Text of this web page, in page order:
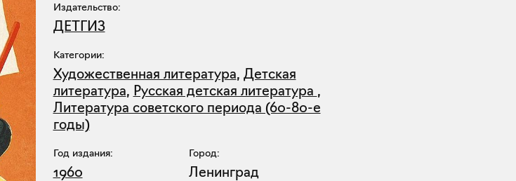
Издательство:
ДЕТГИЗ
Категории:
Художественная литература, Детская
литература, Русская детская литература ,
Литература советского периода (60-80-е
годы)
Год издания:
1960
Город:
Ленинград